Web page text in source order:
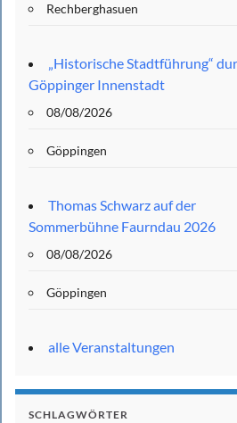
Rechberghasuen
„Historische Stadtführung“
Göppinger Innenstadt
08/08/2026
Göppingen
Thomas Schwarz auf der
Sommerbühne Faurndau 2026
08/08/2026
Göppingen
alle Veranstaltungen
SCHLAGWÖRTER